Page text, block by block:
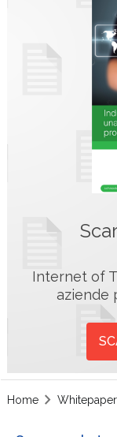
Internet of
aziende
Home Whitepaper